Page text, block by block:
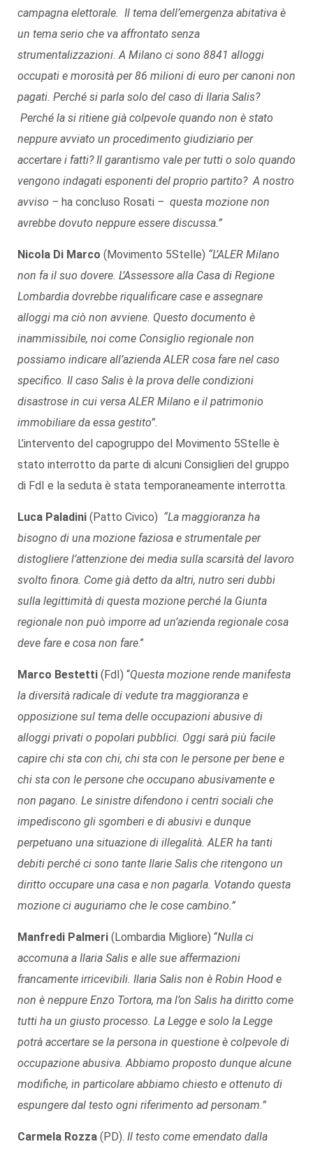
campagna elettorale. Il tema dell’emergenza abitativa è
un tema serio che va affrontato senza
strumentalizzazioni. A Milano ci sono 8841 alloggi
occupati e morosità per 86 milioni di euro per canoni non
pagati. Perché si parla solo del caso di Ilaria Salis?
Perché la si ritiene già colpevole quando non è stato
neppure avviato un procedimento giudiziario per
accertare i fatti? Il garantismo vale per tutti o solo quando
vengono indagati esponenti del proprio partito? A nostro
avviso – ha concluso Rosati – questa mozione non
avrebbe dovuto neppure essere discussa.”
Nicola Di Marco (Movimento 5Stelle) “L’ALER Milano
non fa il suo dovere. L’Assessore alla Casa di Regione
Lombardia dovrebbe riqualificare case e assegnare
alloggi ma ciò non avviene. Questo documento è
inammissibile, noi come Consiglio regionale non
possiamo indicare all’azienda ALER cosa fare nel caso
specifico. Il caso Salis è la prova delle condizioni
disastrose in cui versa ALER Milano e il patrimonio
immobiliare da essa gestito”.
L’intervento del capogruppo del Movimento 5Stelle è
stato interrotto da parte di alcuni Consiglieri del gruppo
di FdI e la seduta è stata temporaneamente interrotta.
Luca Paladini (Patto Civico) “La maggioranza ha
bisogno di una mozione faziosa e strumentale per
distogliere l’attenzione dei media sulla scarsità del lavoro
svolto finora. Come già detto da altri, nutro seri dubbi
sulla legittimità di questa mozione perché la Giunta
regionale non può imporre ad un’azienda regionale cosa
deve fare e cosa non fare.”
Marco Bestetti (FdI) “Questa mozione rende manifesta
la diversità radicale di vedute tra maggioranza e
opposizione sul tema delle occupazioni abusive di
alloggi privati o popolari pubblici. Oggi sarà più facile
capire chi sta con chi, chi sta con le persone per bene e
chi sta con le persone che occupano abusivamente e
non pagano. Le sinistre difendono i centri sociali che
impediscono gli sgomberi e di abusivi e dunque
perpetuano una situazione di illegalità. ALER ha tanti
debiti perché ci sono tante Ilarie Salis che ritengono un
diritto occupare una casa e non pagarla. Votando questa
mozione ci auguriamo che le cose cambino.”
Manfredi Palmeri (Lombardia Migliore) “Nulla ci
accomuna a Ilaria Salis e alle sue affermazioni
francamente irricevibili. Ilaria Salis non è Robin Hood e
non è neppure Enzo Tortora, ma l’on Salis ha diritto come
tutti ha un giusto processo. La Legge e solo la Legge
potrà accertare se la persona in questione è colpevole di
occupazione abusiva. Abbiamo proposto dunque alcune
modifiche, in particolare abbiamo chiesto e ottenuto di
espungere dal testo ogni riferimento ad personam.”
Carmela Rozza (PD). Il testo come emendato dalla